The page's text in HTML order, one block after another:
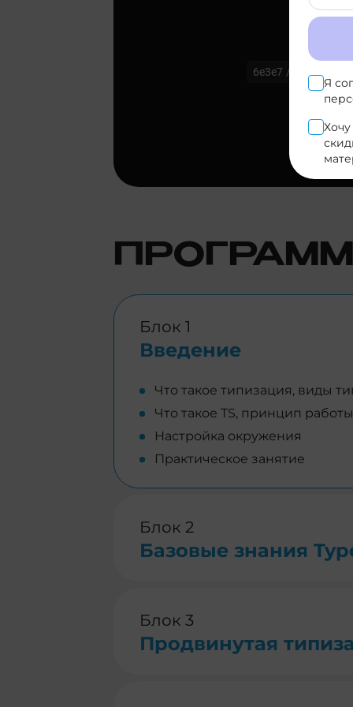
Я
Блок 1
Введение
Что такое типизация, виды
Что такое TS, принцип
Настройка окружения
Практическое занятие
Блок 2
Базовые знания
Блок 3
Продвинутая